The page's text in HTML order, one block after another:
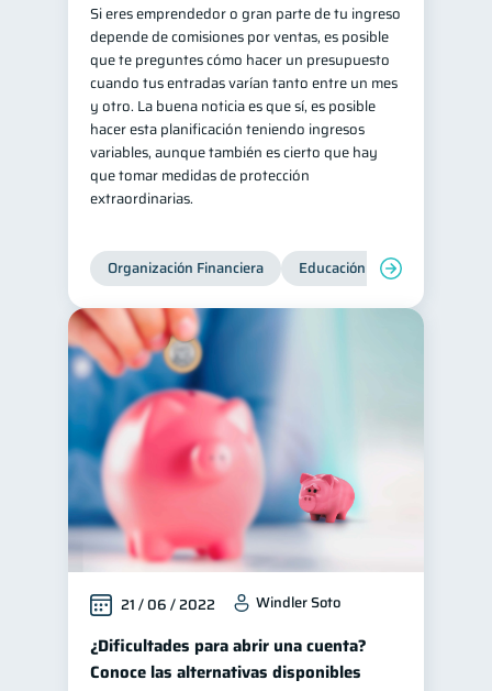
Salud financiera 12
Productos financieros 11
Organización Financiera
Deudas 10 Préstamos 8
Ahorro Consejos
Tarjeta de crédito
Ciberseguridad 5
Servicios 4
Derechos & Deberes
Superintendencia de Bancos
Criptomonedas 2
Cuenta Abandonada
Inversiones
Finanzas Personales 1
Finanzas en Pareja
Información financiera
Si eres emprendedor o gran parte de tu ingreso
depende de comisiones por ventas, es posible
que te preguntes cómo hacer un presupuesto
cuando tus entradas varían tanto entre un mes
y otro. La buena noticia es que sí, es posible
hacer esta planificación teniendo ingresos
variables, aunque también es cierto que hay
que tomar medidas de protección
extraordinarias.
Organización Financiera Educación financiera
21 / 06 / 2022 Windler Soto
¿Dificultades para abrir una cuenta?
Conoce las alternativas disponibles